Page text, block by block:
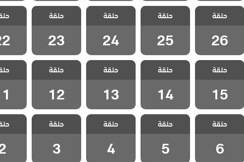
مسلسل مد وجزر
2 مدبلج الحلقة
26
حلقة
26
مسلسل مد وجزر
2 مدبلج الحلقة
25
حلقة
25
مسلسل مد وجزر
2 مدبلج الحلقة
24
حلقة
24
مسلسل مد وجزر
2 مدبلج الحلقة
23
حلقة
23
مسلسل
2
مسلسل مد وجزر
2 مدبلج الحلقة
15
حلقة
15
مسلسل مد وجزر
2 مدبلج الحلقة
14
حلقة
14
مسلسل مد وجزر
2 مدبلج الحلقة
13
حلقة
13
مسلسل مد وجزر
2 مدبلج الحلقة
12
حلقة
12
مسلسل
2
مسلسل مد وجزر
2 مدبلج الحلقة
6
حلقة
6
مسلسل مد وجزر
2 مدبلج الحلقة
5
حلقة
5
مسلسل مد وجزر
2 مدبلج الحلقة
4
حلقة
4
مسلسل مد وجزر
2 مدبلج الحلقة
3
حلقة
3
مسلسل
2
2